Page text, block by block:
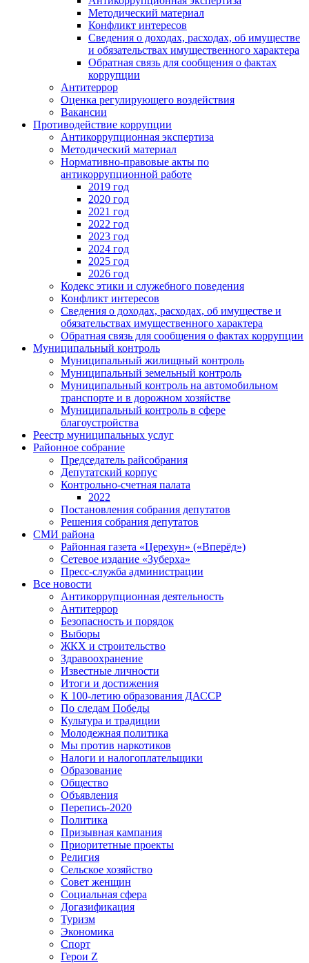
Методический материал
Конфликт интересов
Сведения о доходах, расходах, об имуществе
и обязательствах имущественного характера
Обратная связь для сообщения о фактах
коррупции
Антитеррор
Оценка регулирующего воздействия
Вакансии
Противодействие коррупции
Антикоррупционная экспертиза
Методический материал
Нормативно-правовые акты по
антикоррупционной работе
2019 год
2020 год
2021 год
2022 год
2023 год
2024 год
2025 год
2026 год
Кодекс этики и служебного поведения
Конфликт интересов
Сведения о доходах, расходах, об имуществе и
обязательствах имущественного характера
Обратная связь для сообщения о фактах коррупции
Муниципальный контроль
Муниципальный жилищный контроль
Муниципальный земельный контроль
Муниципальный контроль на автомобильном
транспорте и в дорожном хозяйстве
Муниципальный контроль в сфере
благоустройства
Реестр муниципальных услуг
Районное собрание
Председатель райсобрания
Депутатский корпус
Контрольно-счетная палата
2022
Постановления собрания депутатов
Решения собрания депутатов
СМИ района
Районная газета «Церехун» («Вперёд»)
Сетевое издание «Зуберха»
Пресс-служба администрации
Все новости
Антикоррупционная деятельность
Антитеррор
Безопасность и порядок
Выборы
ЖКХ и строительство
Здравоохранение
Известные личности
Итоги и достижения
К 100-летию образования ДАССР
По следам Победы
Культура и традиции
Молодежная политика
Мы против наркотиков
Налоги и налогоплательщики
Образование
Общество
Объявления
Перепись-2020
Политика
Призывная кампания
Приоритетные проекты
Религия
Сельское хозяйство
Совет женщин
Социальная сфера
Догазификация
Туризм
Экономика
Спорт
Герои Z